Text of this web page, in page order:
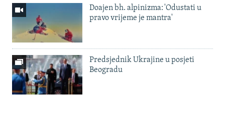
Doajen bh. alpinizma: 'Odustati u
pravo vrijeme je mantra'
Predsjednik Ukrajine u posjeti
Beogradu